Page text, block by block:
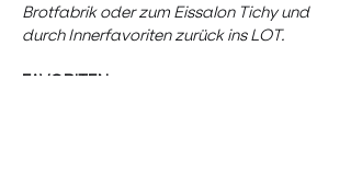
Brotfabrik oder zum Eissalon Tichy und
durch Innerfavoriten zurück ins LOT.
FAVORITEN